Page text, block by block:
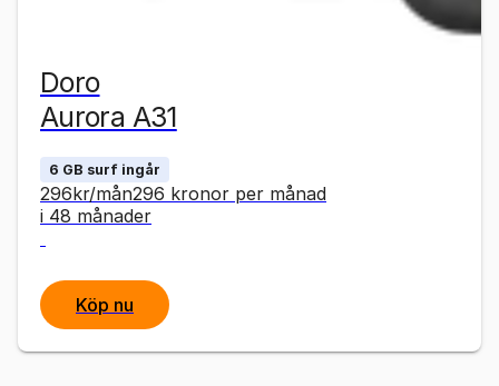
Doro
Aurora A31
6 GB surf ingår
296kr/mån296 kronor per månad
i 48 månader
Köp nu